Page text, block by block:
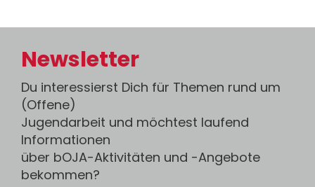
Newsletter
Du interessierst Dich für Themen rund um
(Offene)
Jugendarbeit und möchtest laufend
Informationen
über bOJA-Aktivitäten und -Angebote
bekommen?